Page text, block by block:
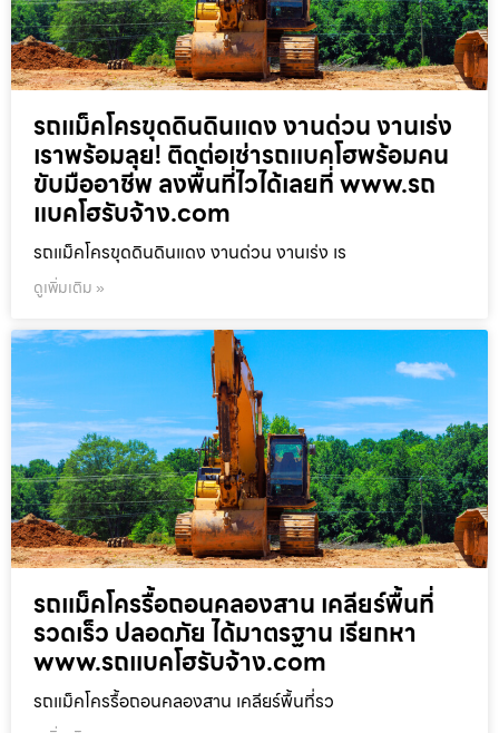
รถแม็คโครขุดดินดินแดง งานด่วน งานเร่ง
เราพร้อมลุย! ติดต่อเช่ารถแบคโฮพร้อมคน
ขับมืออาชีพ ลงพื้นที่ไวได้เลยที่ www.รถ
แบคโฮรับจ้าง.com
รถแม็คโครขุดดินดินแดง งานด่วน งานเร่ง เร
ดูเพิ่มเติม »
รถแม็คโครรื้อถอนคลองสาน เคลียร์พื้นที่
รวดเร็ว ปลอดภัย ได้มาตรฐาน เรียกหา
www.รถแบคโฮรับจ้าง.com
รถแม็คโครรื้อถอนคลองสาน เคลียร์พื้นที่รว